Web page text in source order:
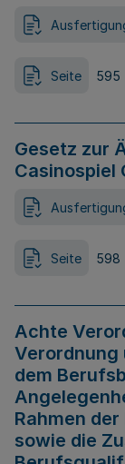
Seite 595
Gesetz zur
Casinospiel
Seite 598
Achte
Verordnung
dem
Rahmen
sowie die